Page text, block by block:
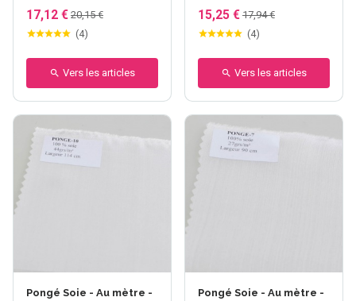
larg. 90 cm - 35gr/m²
17,12 € 20,15 €
(4)
Vers les articles
44gr/m²
15,25 € 17,94 €
(4)
Vers les articles
Pongé Soie - Au mètre -
Pongé Soie - Au mètre -